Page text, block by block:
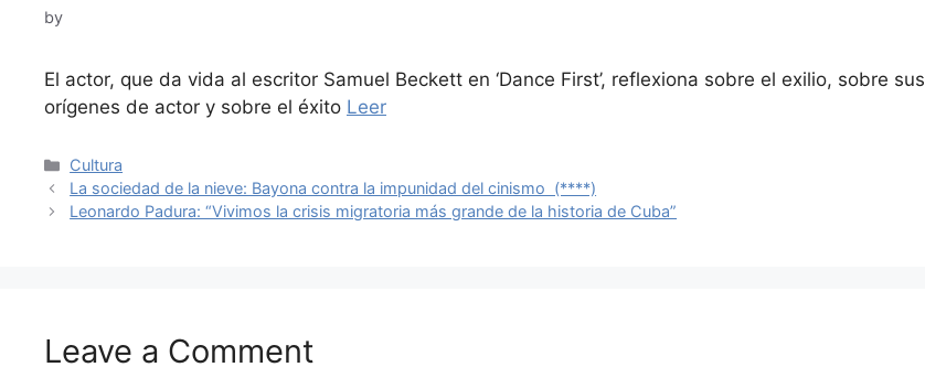
by
El actor, que da vida al escritor Samuel Beckett en ‘Dance First’, reflexiona sobre el exilio, sobre sus
orígenes de actor y sobre el éxito Leer
Categories
Cultura
La sociedad de la nieve: Bayona contra la impunidad del cinismo (****)
Leonardo Padura: “Vivimos la crisis migratoria más grande de la historia de Cuba”
Leave a Comment